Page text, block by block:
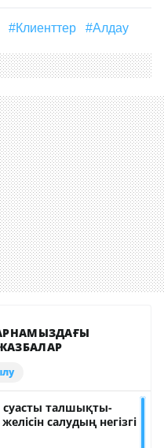
#клиенттер #алдау